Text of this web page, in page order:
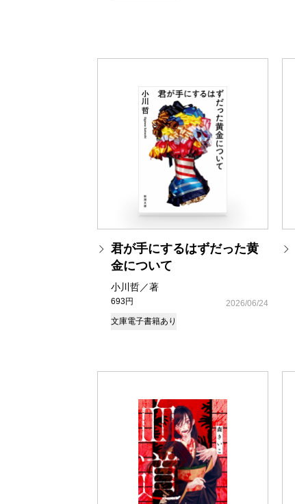
君が手にするはずだった黄
金について
小川哲／著
693円
2026/06/24
文庫電子書籍あり